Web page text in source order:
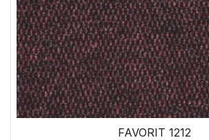
FAVORIT 1212